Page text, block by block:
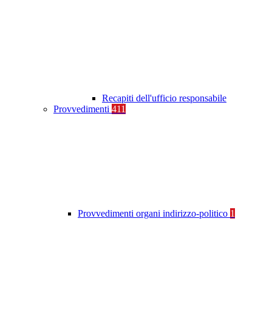
Recapiti dell'ufficio responsabile
Provvedimenti 411
Provvedimenti organi indirizzo-politico 1